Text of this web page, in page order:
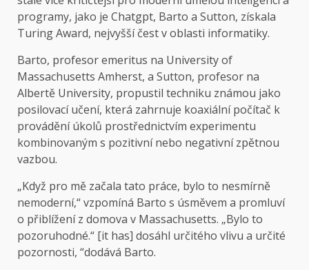
programy, jako je Chatgpt, Barto a Sutton, získala
Turing Award, nejvyšší čest v oblasti informatiky.
Barto, profesor emeritus na University of
Massachusetts Amherst, a Sutton, profesor na
Albertě University, propustil techniku ​​známou jako
posilovací učení, která zahrnuje koaxiální počítač k
provádění úkolů prostřednictvím experimentu
kombinovaným s pozitivní nebo negativní zpětnou
vazbou.
„Když pro mě začala tato práce, bylo to nesmírně
nemoderní,“ vzpomíná Barto s úsměvem a promluví
o přiblížení z domova v Massachusetts. „Bylo to
pozoruhodné.“ [it has] dosáhl určitého vlivu a určité
pozornosti, “dodává Barto.